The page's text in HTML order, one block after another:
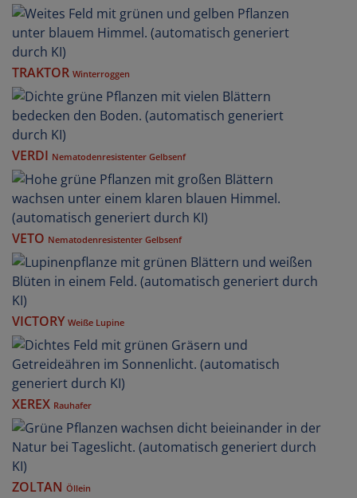
TRAKTOR Winterroggen
VERDI Nematodenresistenter Gelbsenf
VETO Nematodenresistenter Gelbsenf
VICTORY Weiße Lupine
XEREX Rauhafer
ZOLTAN Öllein